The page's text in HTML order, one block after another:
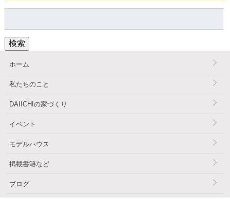
検索
ホーム
私たちのこと
DAIICHIの家づくり
イベント
モデルハウス
掲載書籍など
ブログ